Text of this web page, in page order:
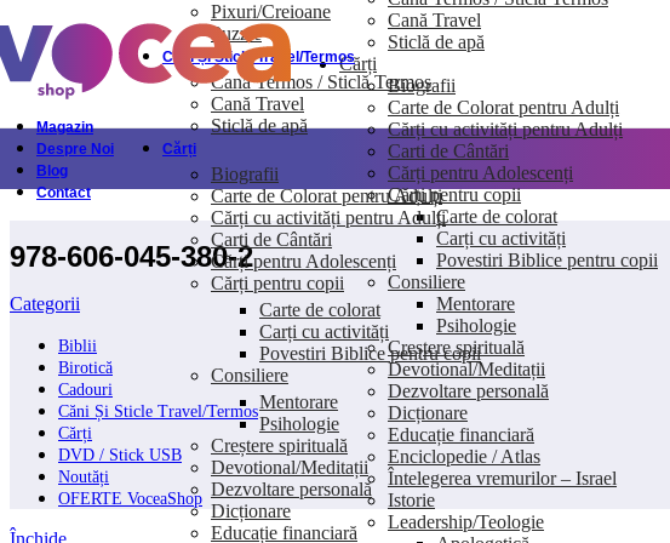
Skip to navigationSkip to main content
Cană Travel
Sticlă de apă
Cărți
Biografii
Carte de Colorat pentru Adulți
Cărți cu activități pentru Adulți
Carti de Cântări
Cărți pentru Adolescenți
Cărți pentru copii
Carte de colorat
Carți cu activități
Povestiri Biblice pentru copii
Consiliere
Mentorare
Psihologie
Creștere spirituală
Devotional/Meditații
Dezvoltare personală
Dicționare
Educație financiară
Enciclopedie / Atlas
Întelegerea vremurilor – Israel
Istorie
Leadership/Teologie
Magazin
Despre Noi
Blog
Contact
Pixuri/Creioane
Puzzle
Căni Și Sticle Travel/Termos
Cană Termos / Sticlă Termos
Cană Travel
Sticlă de apă
Cărți
Biografii
Carte de Colorat pentru Adulți
Cărți cu activități pentru Adulți
Carti de Cântări
Cărți pentru Adolescenți
Cărți pentru copii
Carte de colorat
Carți cu activități
Povestiri Biblice pentru copii
Consiliere
Mentorare
Psihologie
Creștere spirituală
Devotional/Meditații
Dezvoltare personală
Dicționare
Educație financiară
978-606-045-380-2
Categorii
Biblii
Birotică
Cadouri
Căni Și Sticle Travel/Termos
Cărți
DVD / Stick USB
Noutăți
OFERTE VoceaShop